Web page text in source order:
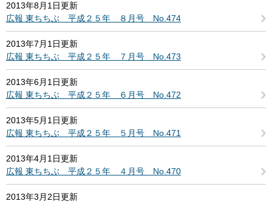
2013年8月1日更新
広報 東ちちぶ 平成２５年 ８月号 No.474
2013年7月1日更新
広報 東ちちぶ 平成２５年 ７月号 No.473
2013年6月1日更新
広報 東ちちぶ 平成２５年 ６月号 No.472
2013年5月1日更新
広報 東ちちぶ 平成２５年 ５月号 No.471
2013年4月1日更新
広報 東ちちぶ 平成２５年 ４月号 No.470
2013年3月2日更新